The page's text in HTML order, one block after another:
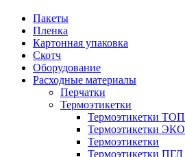
Пакеты
Пленка
Картонная упаковка
Скотч
Оборудование
Расходные материалы
Перчатки
Термоэтикетки
Термоэтикетки ТОП
Термоэтикетки ЭКО
Термоэтикетки
Термоэтикетки ПГЛ